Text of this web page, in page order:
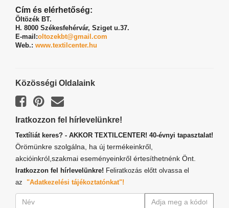
Cím és elérhetőség:
Öltözék BT.
H. 8000 Székesfehérvár, Sziget u.37.
E-mail:oltozekbt@gmail.com
Web.: www.textilcenter.hu
Közösségi Oldalaink
Iratkozzon fel hírlevelünkre!
Textíliát keres? - AKKOR TEXTILCENTER! 40-évnyi tapasztalat!
Örömünkre szolgálna, ha új termékeinkről,
akcióinkról,szakmai eseményeinkről értesíthetnénk Önt.
Iratkozzon fel hírlevelünkre! Feliratkozás előtt olvassa el
az "Adatkezelési tájékoztatónkat"!